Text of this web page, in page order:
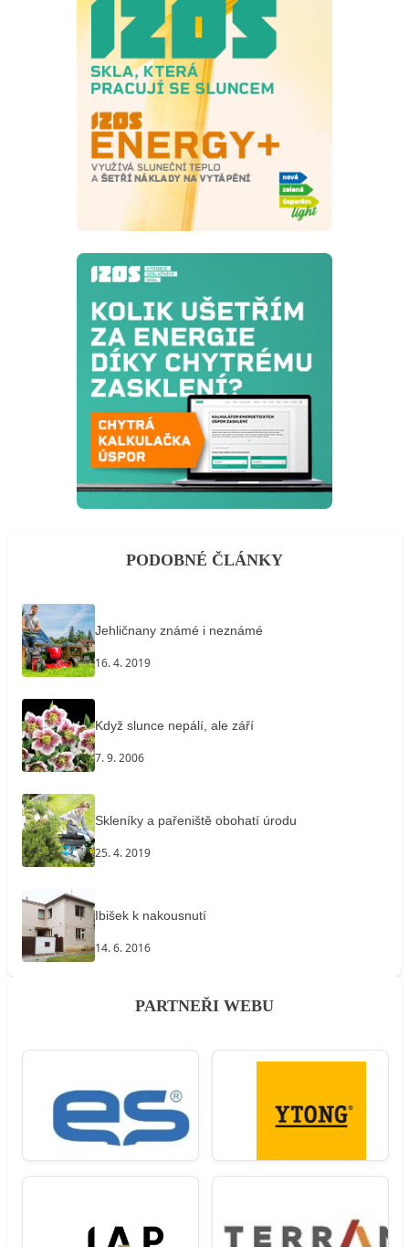
PODOBNÉ ČLÁNKY
Jehličnany známé i neznámé
16. 4. 2019
Když slunce nepálí, ale září
7. 9. 2006
Skleníky a pařeniště obohatí úrodu
25. 4. 2019
Ibišek k nakousnutí
14. 6. 2016
PARTNEŘI WEBU